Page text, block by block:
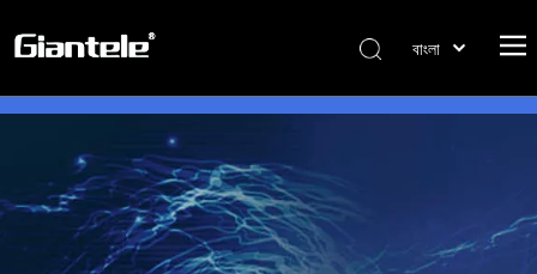
বাংলা
Tiếng Việt
Pусский